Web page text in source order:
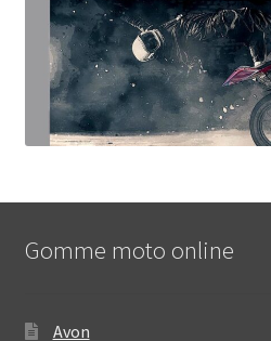
Gomme moto online
Avon